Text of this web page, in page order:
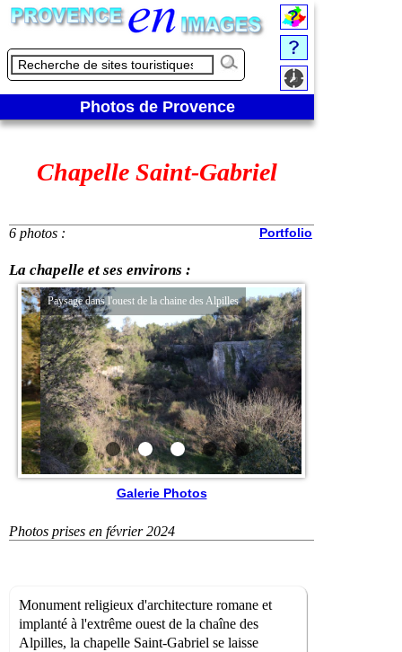
Photos de Provence
Chapelle Saint-Gabriel
6 photos : Portfolio
La chapelle et ses environs :
Paysage dans l'ouest de la chaine des Alpilles
Galerie Photos
Photos prises en février 2024
Monument religieux d'architecture romane et
implanté à l'extrême ouest de la chaîne des
Alpilles, la chapelle Saint-Gabriel se laisse